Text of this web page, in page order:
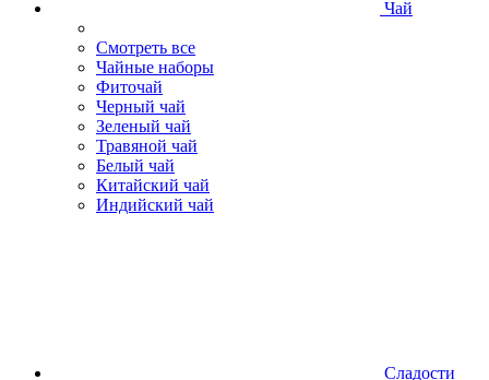
Чай
Смотреть все
Чайные наборы
Фиточай
Черный чай
Зеленый чай
Травяной чай
Белый чай
Китайский чай
Индийский чай
Сладости